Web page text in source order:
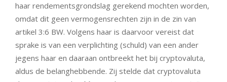
haar rendementsgrondslag gerekend mochten worden,
omdat dit geen vermogensrechten zijn in de zin van
artikel 3:6 BW. Volgens haar is daarvoor vereist dat
sprake is van een verplichting (schuld) van een ander
jegens haar en daaraan ontbreekt het bij cryptovaluta,
aldus de belanghebbende. Zij stelde dat cryptovaluta